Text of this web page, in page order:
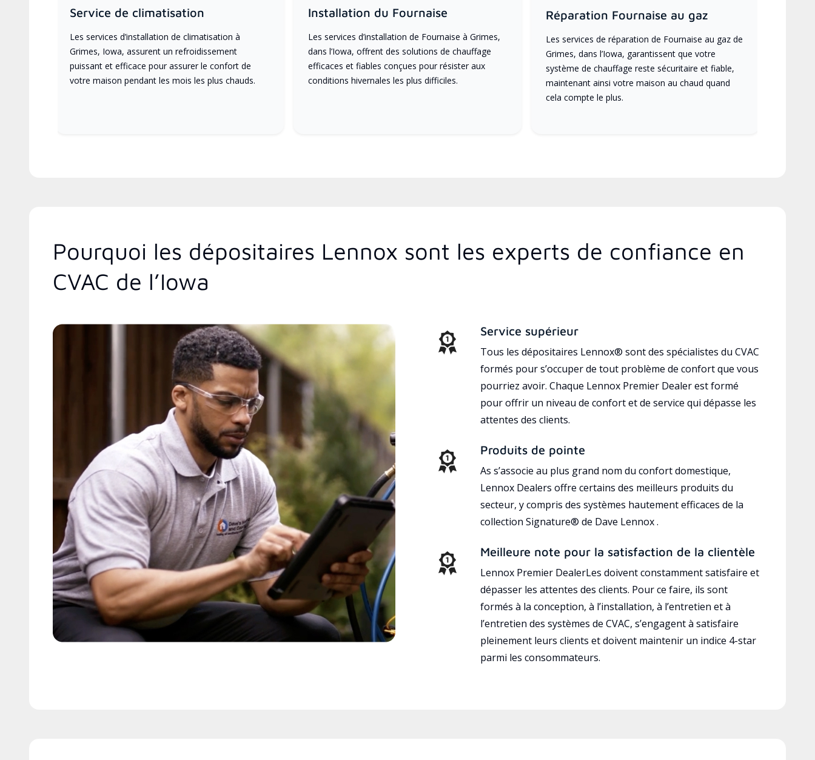
Service de climatisation
Les services d’installation de climatisation à
Grimes, Iowa, assurent un refroidissement
puissant et efficace pour assurer le confort de
votre maison pendant les mois les plus chauds.
Installation du Fournaise
Les services d’installation de Fournaise à Grimes,
dans l’Iowa, offrent des solutions de chauffage
efficaces et fiables conçues pour résister aux
conditions hivernales les plus difficiles.
Réparation Fournaise au gaz
Les services de réparation de Fournaise au gaz de
Grimes, dans l’Iowa, garantissent que votre
système de chauffage reste sécuritaire et fiable,
maintenant ainsi votre maison au chaud quand
cela compte le plus.
Pourquoi les dépositaires Lennox sont les experts de confiance en
CVAC de l’Iowa
Service supérieur
Tous les dépositaires Lennox® sont des spécialistes du CVAC
formés pour s’occuper de tout problème de confort que vous
pourriez avoir. Chaque Lennox Premier Dealer est formé
pour offrir un niveau de confort et de service qui dépasse les
attentes des clients.
Produits de pointe
As s’associe au plus grand nom du confort domestique,
Lennox Dealers offre certains des meilleurs produits du
secteur, y compris des systèmes hautement efficaces de la
collection Signature® de Dave Lennox .
Meilleure note pour la satisfaction de la clientèle
Lennox Premier DealerLes doivent constamment satisfaire et
dépasser les attentes des clients. Pour ce faire, ils sont
formés à la conception, à l’installation, à l’entretien et à
l’entretien des systèmes de CVAC, s’engagent à satisfaire
pleinement leurs clients et doivent maintenir un indice 4-star
parmi les consommateurs.